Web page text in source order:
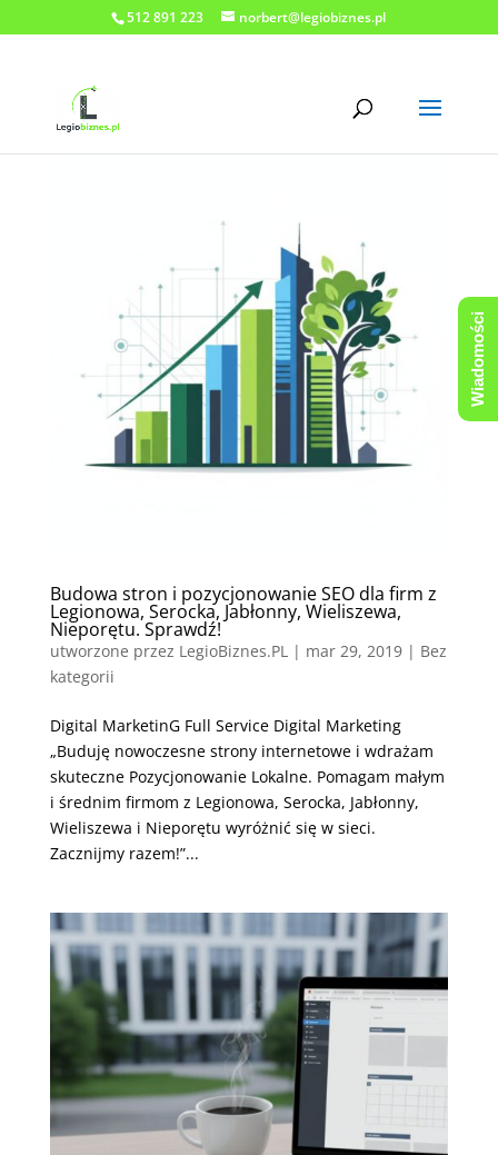
512 891 223 norbert@legiobiznes.pl
Budowa stron i pozycjonowanie SEO dla firm z
Legionowa, Serocka, Jabłonny, Wieliszewa,
Nieporętu. Sprawdź!
utworzone przez LegioBiznes.PL| mar 29, 2019| Bez
kategorii
Digital MarketinG Full Service Digital Marketing
„Buduję nowoczesne strony internetowe i wdrażam
skuteczne Pozycjonowanie Lokalne. Pomagam małym
i średnim firmom z Legionowa, Serocka, Jabłonny,
Wieliszewa i Nieporętu wyróżnić się w sieci.
Zacznijmy razem!”...
Wiadomości